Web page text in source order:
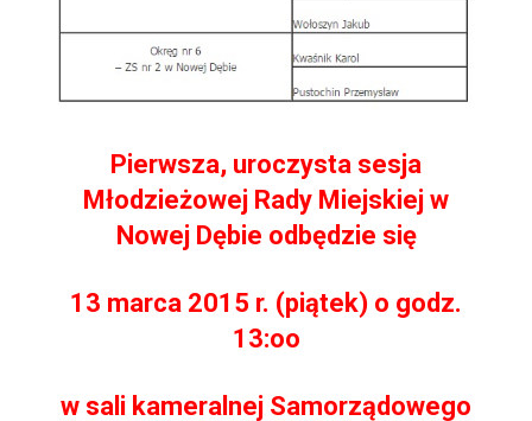
Pierwsza, uroczysta sesja
Młodzieżowej Rady Miejskiej w
Nowej Dębie odbędzie się
13 marca 2015 r. (piątek) o godz.
13:oo
w sali kameralnej Samorządowego